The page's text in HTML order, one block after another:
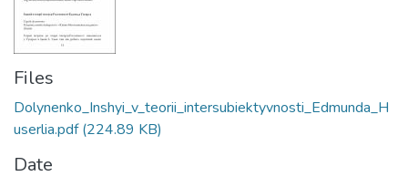
Files
Dolynenko_Inshyi_v_teorii_intersubiektyvnosti_Edmunda_H
userlia.pdf(224.89 KB)
Date